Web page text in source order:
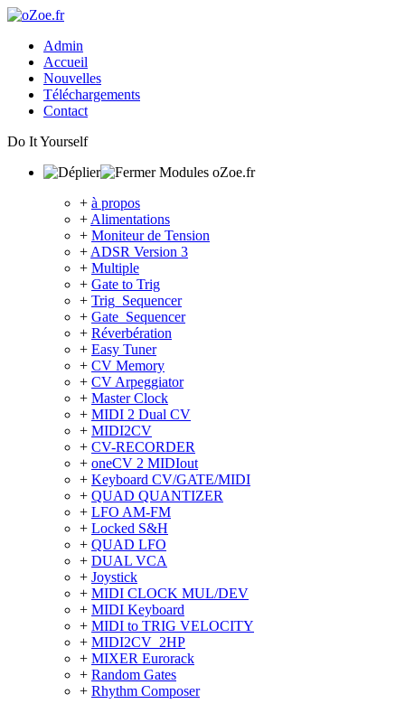
Admin
Accueil
Nouvelles
Téléchargements
Contact
Do It Yourself
Modules oZoe.fr
+ à propos
+ Alimentations
+ Moniteur de Tension
+ ADSR Version 3
+ Multiple
+ Gate to Trig
+ Trig_Sequencer
+ Gate_Sequencer
+ Réverbération
+ Easy Tuner
+ CV Memory
+ CV Arpeggiator
+ Master Clock
+ MIDI 2 Dual CV
+ MIDI2CV
+ CV-RECORDER
+ oneCV 2 MIDIout
+ Keyboard CV/GATE/MIDI
+ QUAD QUANTIZER
+ LFO AM-FM
+ Locked S&H
+ QUAD LFO
+ DUAL VCA
+ Joystick
+ MIDI CLOCK MUL/DEV
+ MIDI Keyboard
+ MIDI to TRIG VELOCITY
+ MIDI2CV_2HP
+ MIXER Eurorack
+ Random Gates
+ Rhythm Composer